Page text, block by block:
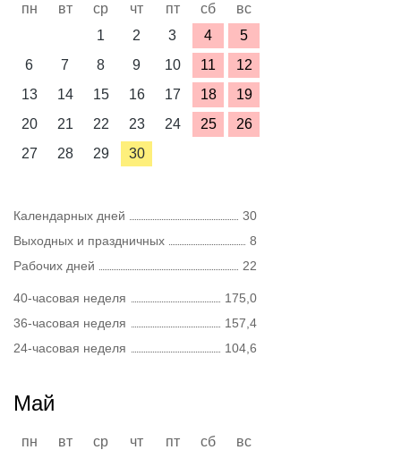
пн вт ср чт пт сб
вс
1
2 3 4
5
6
7 8 9 10 11
12
13
14 15 16 17 18
19
20
21 22 23 24 25
26
27
28 29 30
Календарных дней
30
Выходных и праздничных
8
Рабочих дней
22
40-часовая неделя
175,0
36-часовая неделя
157,4
24-часовая неделя
104,6
Май
пн вт ср чт пт сб
вс